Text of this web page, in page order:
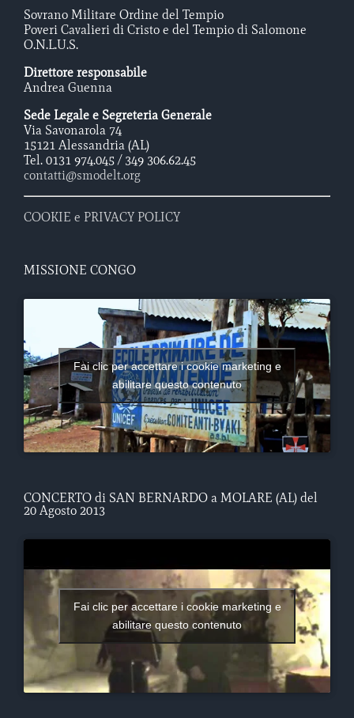
Sovrano Militare Ordine del Tempio
Poveri Cavalieri di Cristo e del Tempio di Salomone
O.N.L.U.S.
Direttore responsabile
Andrea Guenna
Sede Legale e Segreteria Generale
Via Savonarola 74
15121 Alessandria (AL)
Tel. 0131 974.045 / 349 306.62.45
contatti@smodelt.org
COOKIE e PRIVACY POLICY
MISSIONE CONGO
Fai clic per accettare i cookie marketing e
abilitare questo contenuto
CONCERTO di SAN BERNARDO a MOLARE (AL) del
20 Agosto 2013
Fai clic per accettare i cookie marketing e
abilitare questo contenuto